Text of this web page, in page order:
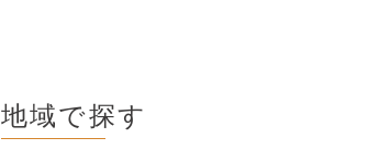
地域で探す